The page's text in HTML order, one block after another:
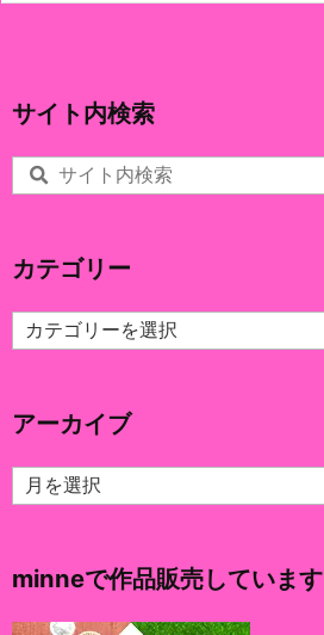
サイト内検索
カテゴリー
カ
テ
ー
アーカイブ
ア
ー
ブ
minneで作品販売しています